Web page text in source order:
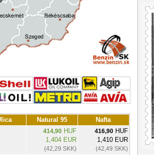
Natural 95 Nafta
414,90HUF
1,404 EUR
(42,29 SKK)
416,90HUF
1,410 EUR
(42,49 SKK)